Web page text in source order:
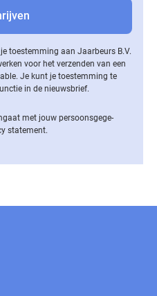
toestemming aan Jaarbeurs B.V.
voor het verzenden van een
Je kunt je toestemming te
in de nieuwsbrief.
met jouw per­soons­ge­ge­
statement.